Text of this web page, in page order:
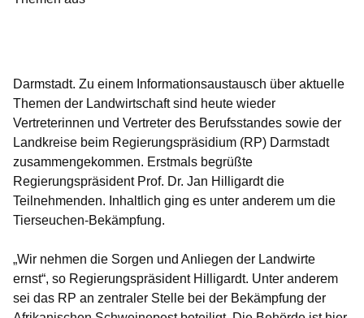
Darmstadt. Zu einem Informationsaustausch über aktuelle
Themen der Landwirtschaft sind heute wieder
Vertreterinnen und Vertreter des Berufsstandes sowie der
Landkreise beim Regierungspräsidium (RP) Darmstadt
zusammengekommen. Erstmals begrüßte
Regierungspräsident Prof. Dr. Jan Hilligardt die
Teilnehmenden. Inhaltlich ging es unter anderem um die
Tierseuchen-Bekämpfung.
„Wir nehmen die Sorgen und Anliegen der Landwirte
ernst“, so Regierungspräsident Hilligardt. Unter anderem
sei das RP an zentraler Stelle bei der Bekämpfung der